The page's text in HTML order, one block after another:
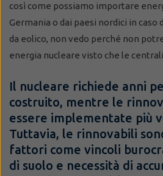
così come possiamo importare
Germania o dai paesi nordici in caso
da eolico, non vedo perché non
energia nucleare visto che le
Il nucleare richiede anni
costruito, mentre le
essere implementate più
Tuttavia, le rinnovabili
fattori come vincoli
di suolo e necessità di